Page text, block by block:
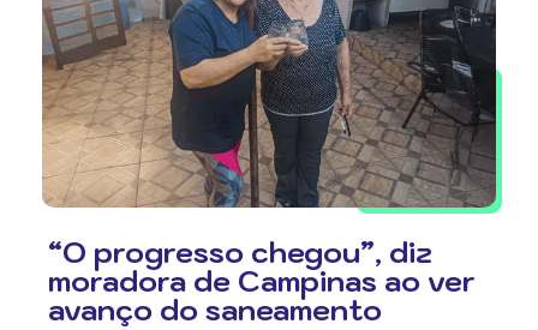
“O progresso chegou”, diz
moradora de Campinas ao ver
avanço do saneamento